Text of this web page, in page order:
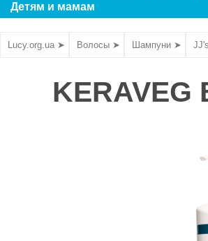
Детям и мамам
Lucy.org.ua ➤ Волосы ➤ Шампуни ➤